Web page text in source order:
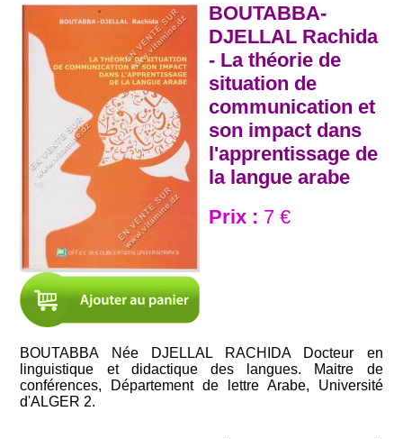
BOUTABBA-
DJELLAL Rachida
- La théorie de
situation de
communication et
son impact dans
l'apprentissage de
la langue arabe
Prix : 7 €
BOUTABBA Née DJELLAL RACHIDA Docteur en
linguistique et didactique des langues. Maitre de
conférences, Département de lettre Arabe, Université
d'ALGER 2.